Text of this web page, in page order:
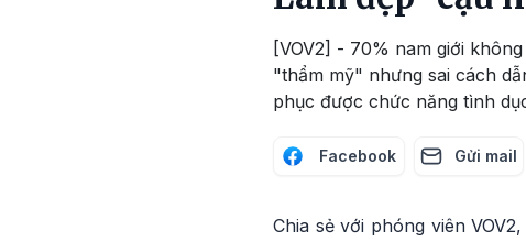
[VOV2] - 70% nam giới
"thẩm mỹ" nhưng sai cách
phục được chức năng tình
Facebook Gửi mail
Chia sẻ với phóng viên